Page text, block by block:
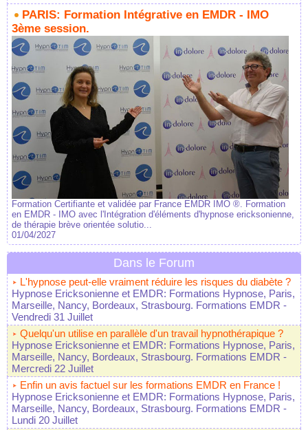
PARIS: Formation Intégrative en EMDR - IMO
3ème session.
Formation Certifiante et validée par France EMDR IMO ®. Formation
en EMDR - IMO avec l'Intégration d'éléments d'hypnose ericksonienne,
de thérapie brève orientée solutio...
01/04/2027
Dans le Forum
L'hypnose peut-elle vraiment réduire les risques du diabète ?
Hypnose Ericksonienne et EMDR: Formations Hypnose, Paris,
Marseille, Nancy, Bordeaux, Strasbourg. Formations EMDR -
Vendredi 31 Juillet
Quelqu'un utilise en parallèle d'un travail hypnothérapique ?
Hypnose Ericksonienne et EMDR: Formations Hypnose, Paris,
Marseille, Nancy, Bordeaux, Strasbourg. Formations EMDR -
Mercredi 22 Juillet
Enfin un avis factuel sur les formations EMDR en France !
Hypnose Ericksonienne et EMDR: Formations Hypnose, Paris,
Marseille, Nancy, Bordeaux, Strasbourg. Formations EMDR -
Lundi 20 Juillet